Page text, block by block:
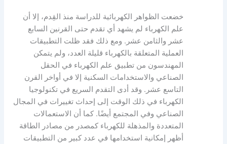
خضعت الظواهر الكهربائية للدراسة منذ القِدم، إلا أن
علم الكهرباء لم يشهد أي تقدم حتى القرنين السابع
عشر والثامن عشر. ومع ذلك فقد ظلت التطبيقات
العملية المتعلقة بالكهرباء قليلة العدد، ولم يتمكن
المهندسون من تطبيق علم الكهرباء في الحقل
الصناعي والاستخدامات السكنية إلا في أواخر القرن
التاسع عشر. وقد أدى التقدم السريع في تكنولوجيا
الكهرباء في ذلك الوقت إلى إحداث تغييرات في المجال
الصناعي وفي المجتمع أيضًا. كما أن الاستعمالات
المتعددة والمذهلة للكهرباء كمصدر من مصادر الطاقة
أظهر إمكانية استخدامها في عدد كبير من التطبيقات